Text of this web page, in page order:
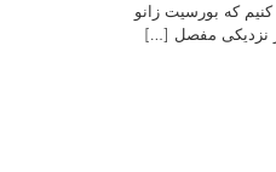
که بورسیت زانو
نزدیکی مفصل […]